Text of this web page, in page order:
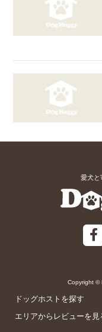
愛犬と
Copyright ©
ドッグホストを探す
エリアからレビューを見